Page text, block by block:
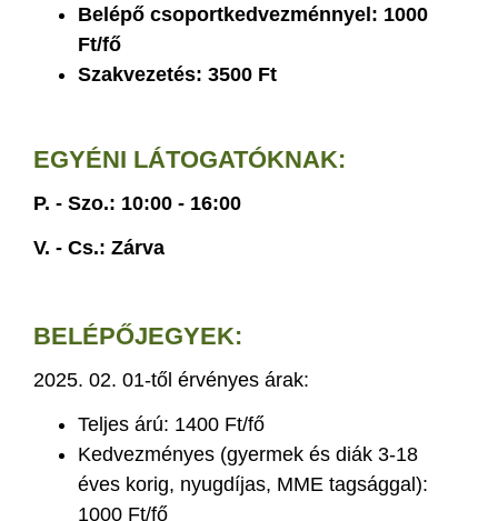
Belépő csoportkedvezménnyel: 1000
Ft/fő
Szakvezetés: 3500 Ft
EGYÉNI LÁTOGATÓKNAK:
P. - Szo.: 10:00 - 16:00
V. - Cs.: Zárva
BELÉPŐJEGYEK:
2025. 02. 01-től érvényes árak:
Teljes árú: 1400 Ft/fő
Kedvezményes (gyermek és diák 3-18
éves korig, nyugdíjas, MME tagsággal):
1000 Ft/fő